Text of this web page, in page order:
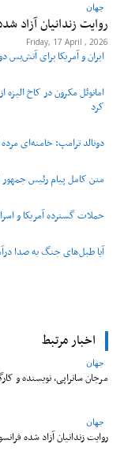
جهان
روایت زندانیان آزاد
Friday, 17 April , 2026
ایران و آمریکا برای آتش‌بس
امانوئل مکرون در کاخ الیزه
کرد
دونالد ترامپ: خامنه‌ای
متن کامل پیام رئیس جمهور
حملات گسترده آمریکا و
آیا طبل‌های جنگ به صدا
اخبار مرتبط
جهان
مرجان ساتراپی، نویسنده و کارگردان
جهان
روایت زندانیان آزاد شده